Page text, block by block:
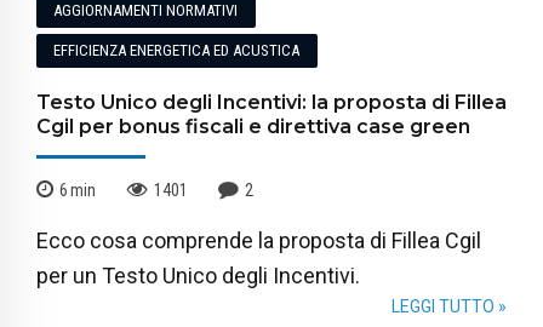
AGGIORNAMENTI NORMATIVI
EFFICIENZA ENERGETICA ED ACUSTICA
Testo Unico degli Incentivi: la proposta di Fillea
Cgil per bonus fiscali e direttiva case green
6min 1401 2
Ecco cosa comprende la proposta di Fillea Cgil
per un Testo Unico degli Incentivi.
LEGGI TUTTO »